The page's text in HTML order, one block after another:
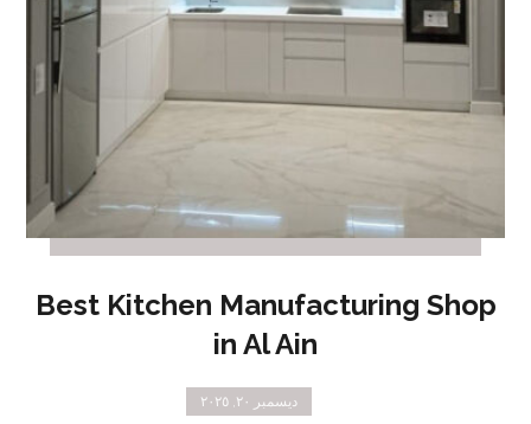
Best Kitchen Manufacturing Shop
in Al Ain
ديسمبر ٢٠, ٢٠٢٥